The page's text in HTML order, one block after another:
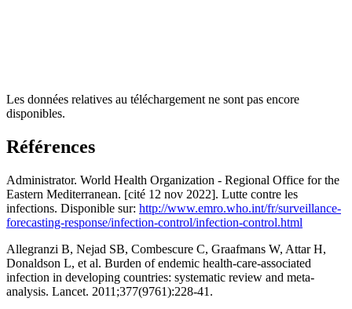
Les données relatives au téléchargement ne sont pas encore
disponibles.
Références
Administrator. World Health Organization - Regional Office for the
Eastern Mediterranean. [cité 12 nov 2022]. Lutte contre les
infections. Disponible sur: http://www.emro.who.int/fr/surveillance-
forecasting-response/infection-control/infection-control.html
Allegranzi B, Nejad SB, Combescure C, Graafmans W, Attar H,
Donaldson L, et al. Burden of endemic health-care-associated
infection in developing countries: systematic review and meta-
analysis. Lancet. 2011;377(9761):228‑41.